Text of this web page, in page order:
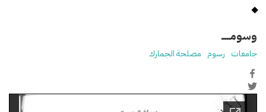
وسومـــــ
جامعات رسوم مصلحة الجمارك